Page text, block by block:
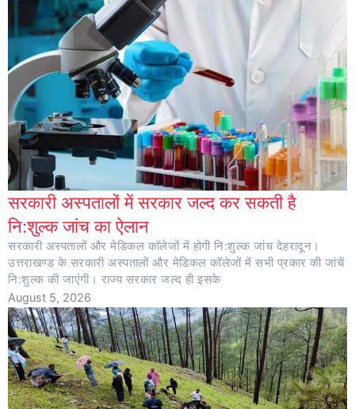
सरकारी अस्पतालों में सरकार जल्द कर सकती है
नि:शुल्क जांच का ऐलान
सरकारी अस्पतालों और मेडिकल कॉलेजों में होगी नि:शुल्क जांच देहरादून।
उत्तराखण्ड के सरकारी अस्पतालों और मेडिकल कॉलेजों में सभी प्रकार की जांचें
नि:शुल्क की जाएंगी। राज्य सरकार जल्द ही इसके
August 5, 2026